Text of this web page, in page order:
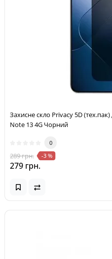
Захисне скло Privacy 5D
Note 13 4G Чорний
0
289 грн. -3 %
279 грн.